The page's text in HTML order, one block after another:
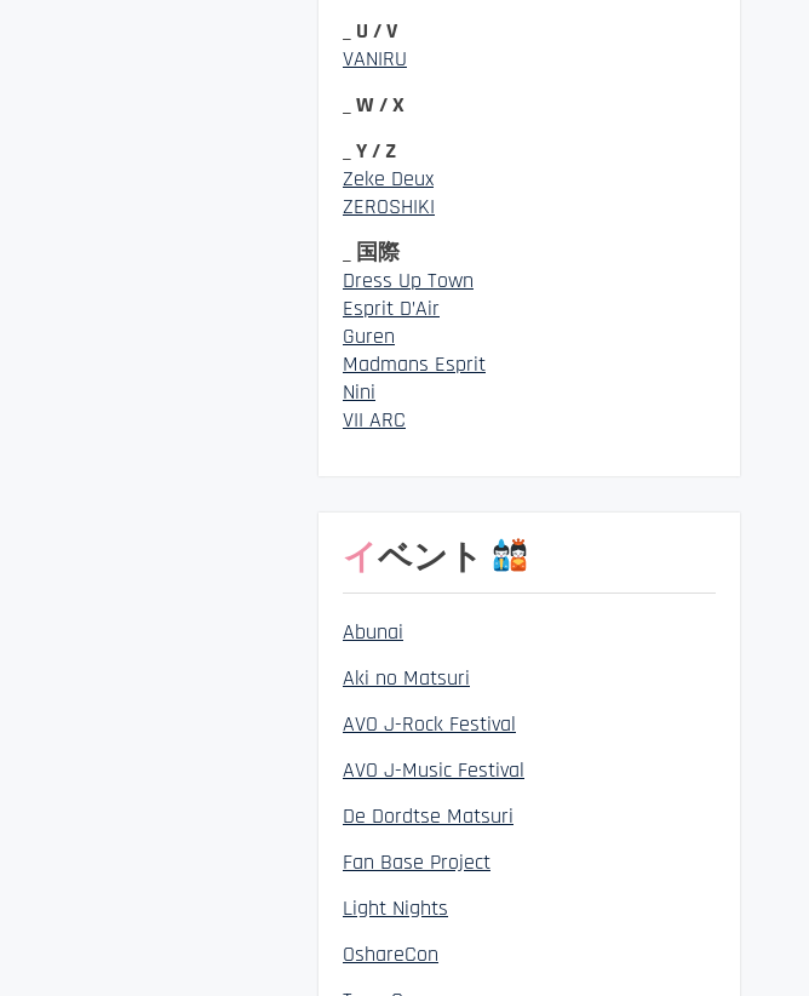
_ U / V
VANIRU
_ W / X
_ Y / Z
Zeke Deux
ZEROSHIKI
_ 国際
Dress Up Town
Esprit D’Air
Guren
Madmans Esprit
Nini
VII ARC
イベント
Abunai
Aki no Matsuri
AVO J-Rock Festival
AVO J-Music Festival
De Dordtse Matsuri
Fan Base Project
Light Nights
OshareCon